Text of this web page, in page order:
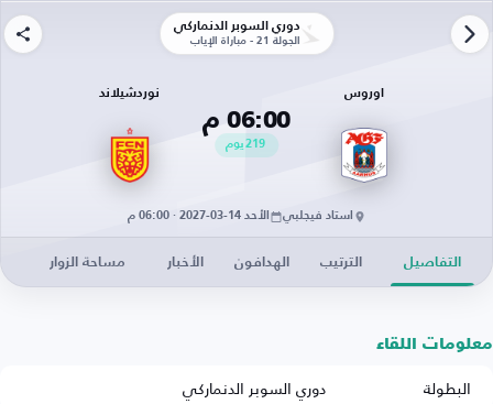
دوري السوبر الدنماركي
الجولة 21 - مباراة الإياب
اوروس
06:00 م
219يوم
نوردشيلاند
استاد فيجلبي الأحد 14-03-2027 · 06:00 م
التفاصيل الترتيب الهدافون الأخبار مساحة الزوار
معلومات اللقاء
البطولة
دوري السوبر الدنماركي